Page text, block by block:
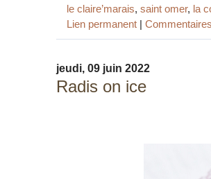
le claire’marais, saint omer, la
Lien permanent |
jeudi, 09 juin 2022
Radis on ice